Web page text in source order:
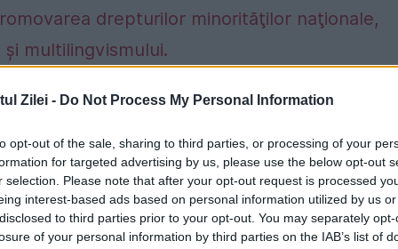
Zilei - Do Not Process My Personal Information
opt-out of the sale, sharing to third parties, or processing of your
for targeted advertising by us, please use the below opt-out
selection. Please note that after your opt-out request is processed
interest-based ads based on personal information utilized by us
to third parties prior to your opt-out. You may separately
of your personal information by third parties on the IAB’s list of
drepturilor minorităţilor naţionale,
multilingvismului.
legată de aplicarea Legii educației în
în cadrul fostei UMF, în prezent la
trebuie să fie respectată, legea Educației
dat fiind supremația principiului rule
acestei teme, chiar dacă înființarea